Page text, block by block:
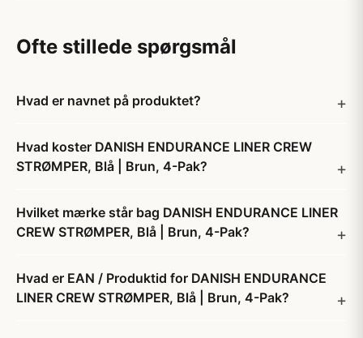
Ofte stillede spørgsmål
Hvad er navnet på produktet?
Hvad koster DANISH ENDURANCE LINER CREW
STRØMPER, Blå | Brun, 4-Pak?
Hvilket mærke står bag DANISH ENDURANCE LINER
CREW STRØMPER, Blå | Brun, 4-Pak?
Hvad er EAN / Produktid for DANISH ENDURANCE
LINER CREW STRØMPER, Blå | Brun, 4-Pak?